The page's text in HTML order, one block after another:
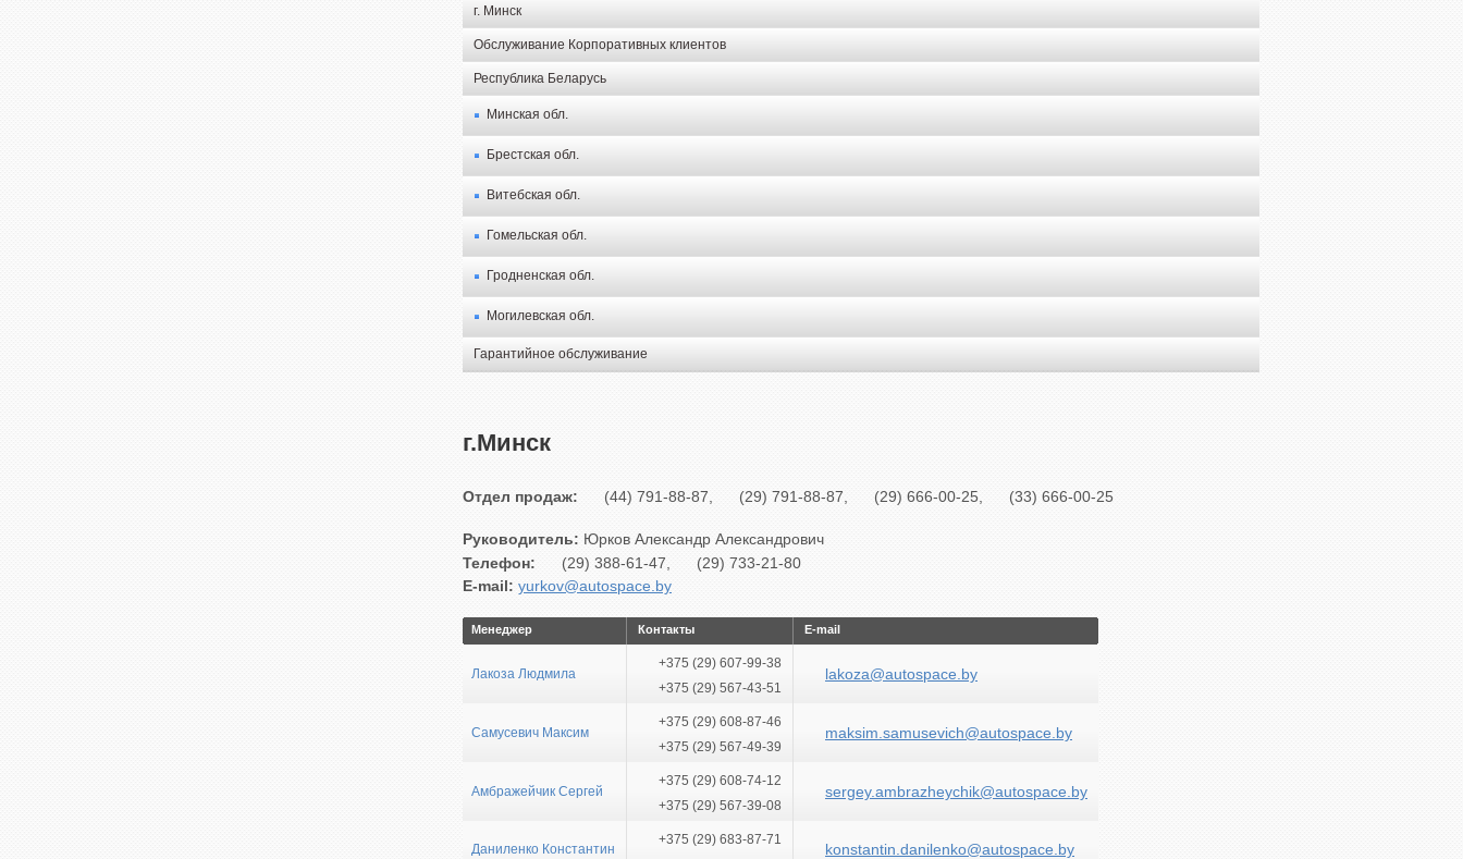
г. Минск
Обслуживание Корпоративных клиентов
Республика Беларусь
Минская обл.
Брестская обл.
Витебская обл.
Гомельская обл.
Гродненская обл.
Могилевская обл.
Гарантийное обслуживание
г.Минск
Отдел продаж: (44) 791-88-87, (29) 791-88-87, (29) 666-00-25, (33) 666-00-25
Руководитель: Юрков Александр Александрович
Телефон:
(29) 388-61-47,
(29) 733-21-80
E-mail: yurkov@autospace.by
Менеджер Контакты E-mail
Лакоза Людмила
+375 (29) 607-99-38
+375 (29) 567-43-51
lakoza@autospace.by
Самусевич Максим
+375 (29) 608-87-46
+375 (29) 567-49-39
maksim.samusevich@autospace.by
Амбражейчик Сергей
+375 (29) 608-74-12
+375 (29) 567-39-08
sergey.ambrazheychik@autospace.by
Даниленко Константин
+375 (29) 683-87-71
konstantin.danilenko@autospace.by